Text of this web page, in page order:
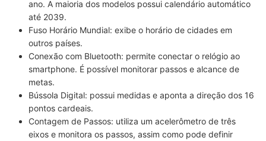
ano. A maioria dos modelos possui calendário automático
até 2039.
Fuso Horário Mundial: exibe o horário de cidades em
outros países.
Conexão com Bluetooth: permite conectar o relógio ao
smartphone. É possível monitorar passos e alcance de
metas.
Bússola Digital: possui medidas e aponta a direção dos 16
pontos cardeais.
Contagem de Passos: utiliza um acelerômetro de três
eixos e monitora os passos, assim como pode definir